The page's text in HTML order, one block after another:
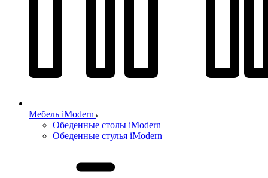
Мебель iModern
Обеденные столы iModern —
Обеденные стулья iModern